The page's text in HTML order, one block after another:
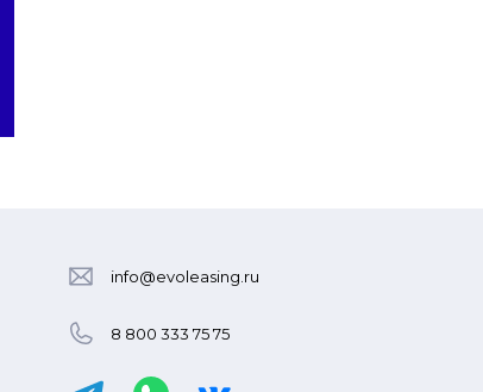
info@evoleasing.ru
8 800 333 75 75